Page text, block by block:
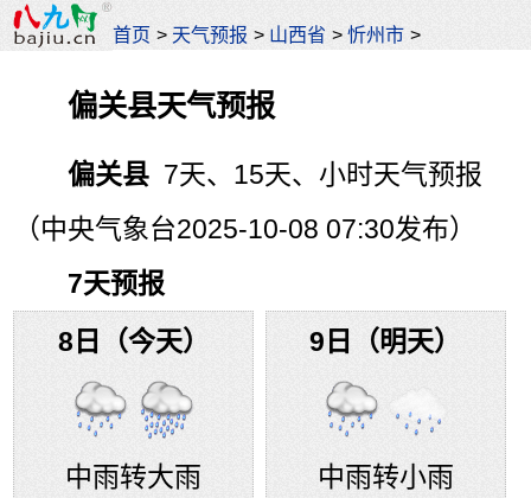
首页 > 天气预报 > 山西省 >忻州市 >
偏关县天气预报
偏关县 7天、15天、小时天气预报
（中央气象台2025-10-08 07:30发布）
7天预报
8日（今天）
中雨转大雨
9日（明天）
中雨转小雨